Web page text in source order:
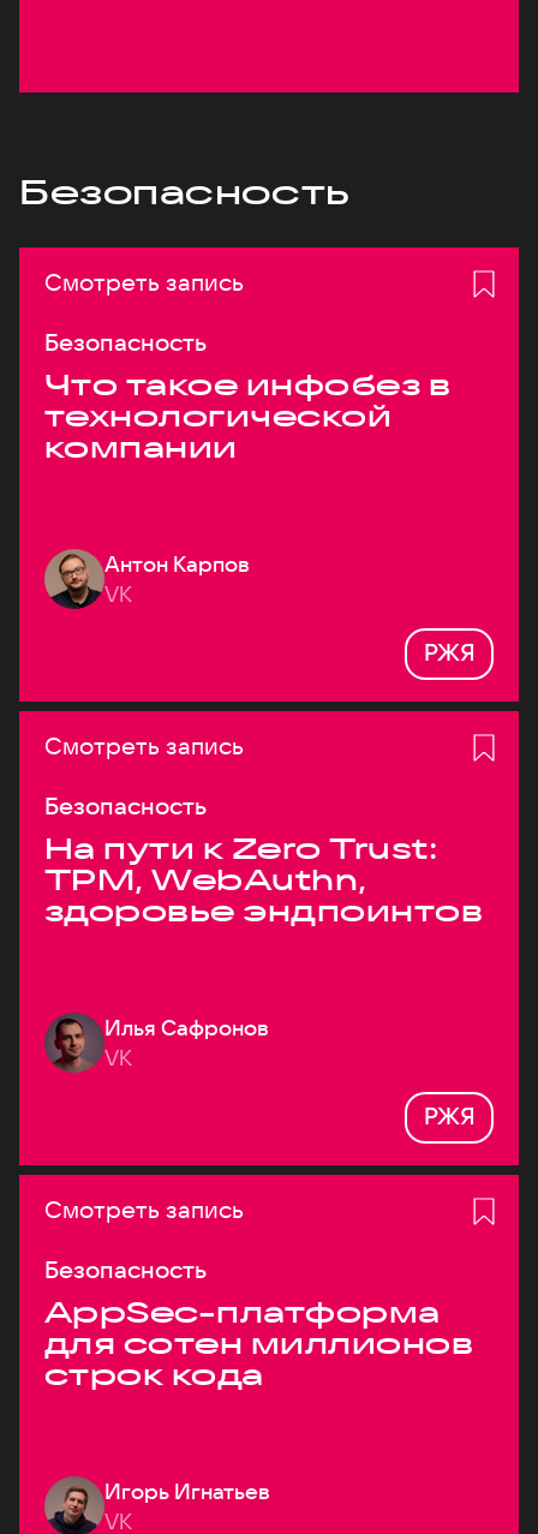
Безопасность
Смотреть запись
Безопасность
Что такое инфобез в
технологической
компании
Антон Карпов
VK
РЖЯ
Смотреть запись
Безопасность
На пути к Zero Trust:
TPM, WebAuthn,
здоровье эндпоинтов
Илья Сафронов
VK
РЖЯ
Смотреть запись
Безопасность
AppSec-платформа
для сотен миллионов
строк кода
Игорь Игнатьев
VK